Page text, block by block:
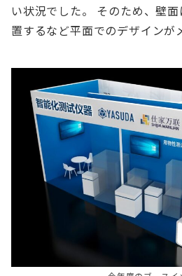
い状況でした。 そのため、壁
置するなど平面でのデザインが